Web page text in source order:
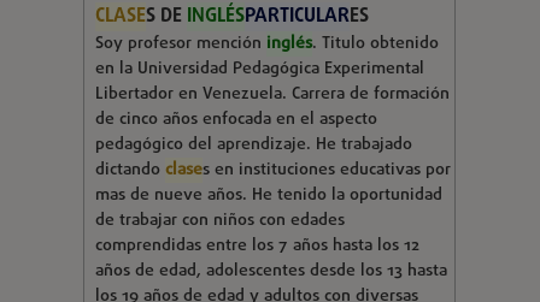
CLASES DE INGLÉSPARTICULARES
Soy profesor mención inglés. Titulo obtenido
en la Universidad Pedagógica Experimental
Libertador en Venezuela. Carrera de formación
de cinco años enfocada en el aspecto
pedagógico del aprendizaje. He trabajado
dictandoclases en instituciones educativas por
mas de nueve años. He tenido la oportunidad
de trabajar con niños con edades
comprendidas entre los 7 años hasta los 12
años de edad, adolescentes desde los 13 hasta
los 19 años de edad y adultos con diversas